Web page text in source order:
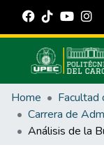
Communities &
All of DSpace
Statistics
Home